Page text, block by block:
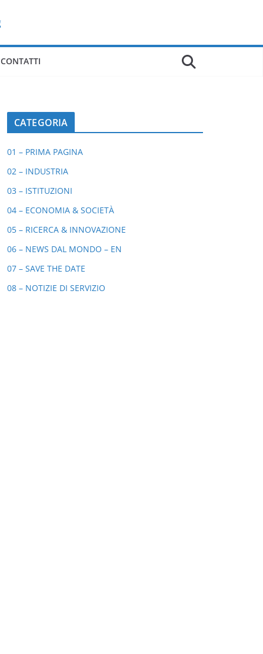
CONTATTI
CATEGORIA
01 – PRIMA PAGINA
02 – INDUSTRIA
03 – ISTITUZIONI
04 – ECONOMIA & SOCIETÀ
05 – RICERCA & INNOVAZIONE
06 – NEWS DAL MONDO – EN
07 – SAVE THE DATE
08 – NOTIZIE DI SERVIZIO